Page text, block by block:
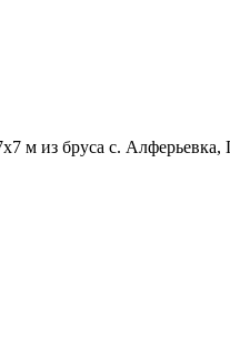
м из бруса с. Алферьевка,